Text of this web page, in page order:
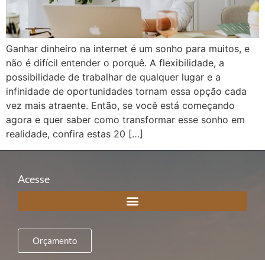
Ganhar dinheiro na internet é um sonho para muitos, e
não é difícil entender o porquê. A flexibilidade, a
possibilidade de trabalhar de qualquer lugar e a
infinidade de oportunidades tornam essa opção cada
vez mais atraente. Então, se você está começando
agora e quer saber como transformar esse sonho em
realidade, confira estas 20 […]
Acesse
Orçamento